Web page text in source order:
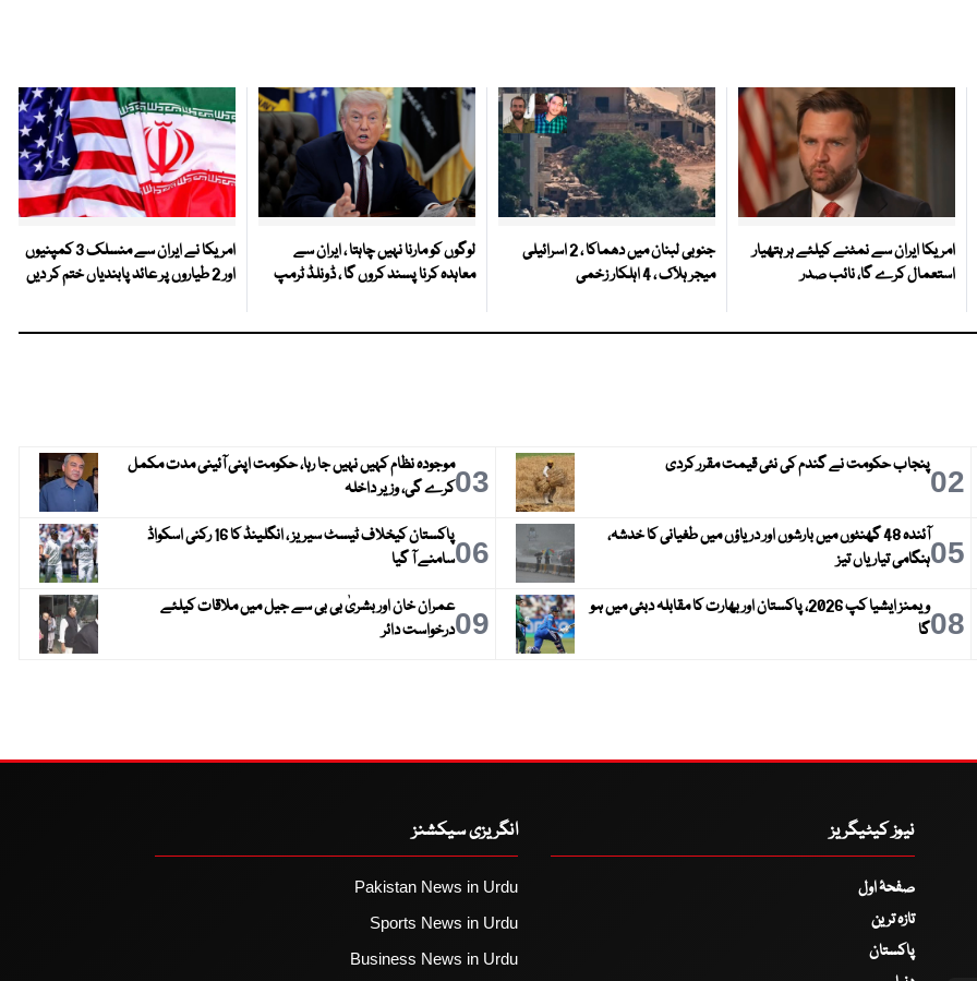
امریکا ایران سے نمٹنے کیلئے ہر ہتھیار
استعمال کرے گا، نائب صدر
جنوبی لبنان میں دھماکا ، 2 اسرائیلی
میجر ہلاک ، 4 اہلکار زخمی
لوگوں کو مارنا نہیں چاہتا ، ایران سے
معاہدہ کرنا پسند کروں گا ، ڈونلڈ ٹرمپ
امریکا نے ایران سے منسلک 3 کمپنیوں
اور 2 طیاروں پر عائد پابندیاں ختم کر دیں
02پنجاب حکومت نے گندم کی نئی قیمت مقرر کردی 03موجودہ نظام کہیں نہیں جا رہا، حکومت اپنی آئینی مدت مکمل
کرے گی، وزیر داخلہ
05
آئندہ 48 گھنٹوں میں بارشوں اور دریاؤں میں طغیانی کا خدشہ،
ہنگامی تیاریاں تیز
06
پاکستان کیخلاف ٹیسٹ سیریز ، انگلینڈ کا 16 رکنی اسکواڈ
سامنے آ گیا
08
ویمنز ایشیا کپ 2026، پاکستان اور بھارت کا مقابلہ دبئی میں ہو
گا
09عمران خان اور بشریٰ بی بی سے جیل میں ملاقات کیلئے
درخواست دائر
نیوز کیٹیگریز
صفحۂ اول
تازہ ترین
پاکستان
انگریزی سیکشنز
Pakistan News in Urdu
Sports News in Urdu
Business News in Urdu